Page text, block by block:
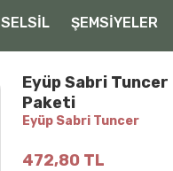
SELSİL ŞEMSİYELER
Eyüp Sabri
Paketi
Eyüp Sabri Tuncer
472,80 TL